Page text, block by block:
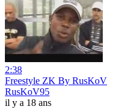
2:38
Freestyle ZK By RusKoV
RusKoV95
il y a 18 ans